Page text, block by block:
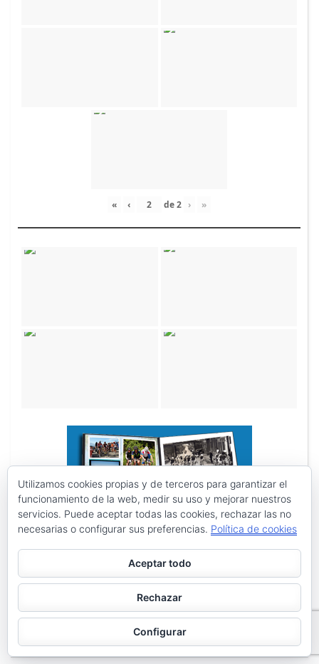
« ‹ de2 › »
Utilizamos cookies propias y de terceros para garantizar el
funcionamiento de la web, medir su uso y mejorar nuestros
servicios. Puede aceptar todas las cookies, rechazar las no
necesarias o configurar sus preferencias. Política de cookies
Aceptar todo
Rechazar
Configurar